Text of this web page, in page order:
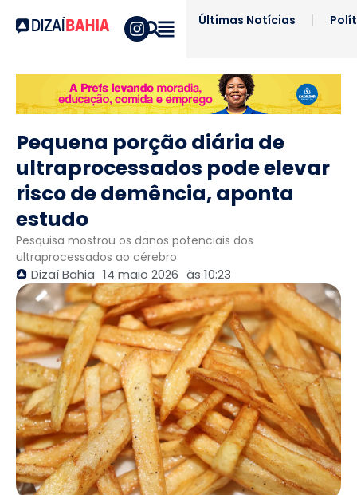
Últimas Notícias
Pequena porção diária de
ultraprocessados pode elevar
risco de demência, aponta
estudo
Pesquisa mostrou os danos potenciais dos
ultraprocessados ao cérebro
Dizaí Bahia 14 maio 2026 às 10:23